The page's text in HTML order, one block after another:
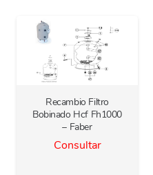
Recambio Filtro
Bobinado Hcf Fh1000
– Faber
Consultar